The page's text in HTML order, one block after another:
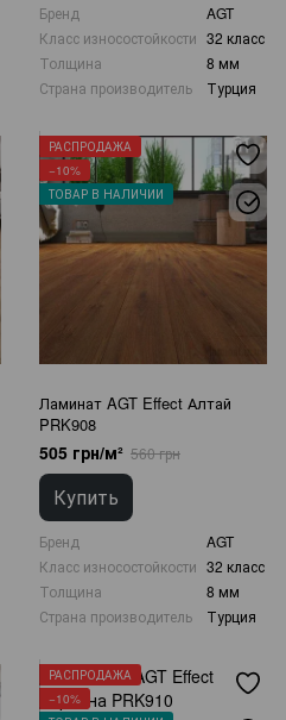
Бренд
AGT
Класс износостойкости 32 класс
Толщина
8 мм
Страна производитель
Турция
РАСПРОДАЖА
−10%
ТОВАР В НАЛИЧИИ
Ламинат AGT Effect Алтай
PRK908
505 грн/м² 560 грн
Купить
Бренд
AGT
Класс износостойкости 32 класс
Толщина
8 мм
Страна производитель
Турция
РАСПРОДАЖА
−10%